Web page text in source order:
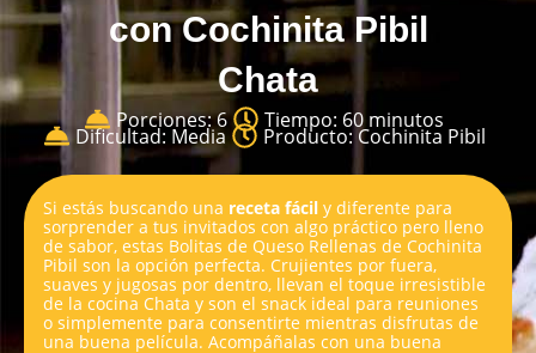
con Cochinita Pibil
Chata
Porciones: 6 Tiempo: 60 minutos
Dificultad: Media Producto: Cochinita Pibil
Si estás buscando una receta fácil y diferente para
sorprender a tus invitados con algo práctico pero lleno
de sabor, estas Bolitas de Queso Rellenas de Cochinita
Pibil son la opción perfecta. Crujientes por fuera,
suaves y jugosas por dentro, llevan el toque irresistible
de la cocina Chata y son el snack ideal para reuniones
o simplemente para consentirte mientras disfrutas de
una buena película. Acompáñalas con una buena